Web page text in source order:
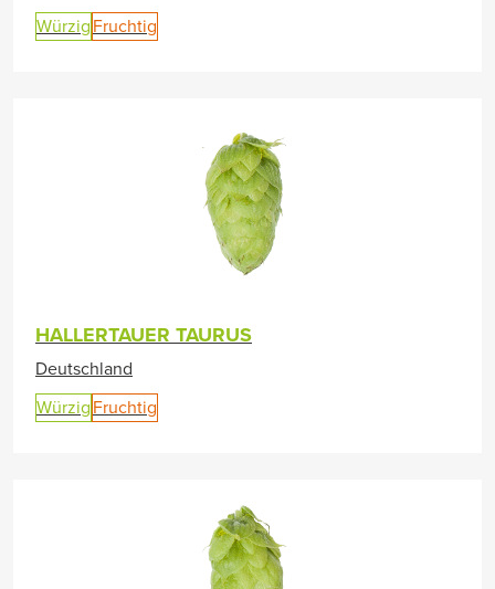
Würzig Fruchtig
HALLERTAUER TAURUS
Deutschland
Würzig Fruchtig